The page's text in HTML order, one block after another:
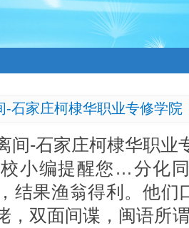
-石家庄柯棣华职业专修学院
间-石家庄柯棣华职业
小编提醒您…分化
结果渔翁得利。他们
，双面间谍，闽语所